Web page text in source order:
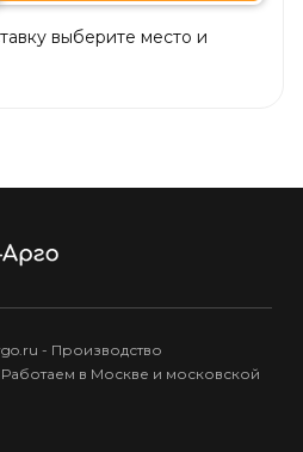
выберите место и
- Производство
в Москве и московской